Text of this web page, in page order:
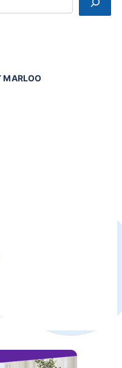
MARLOO